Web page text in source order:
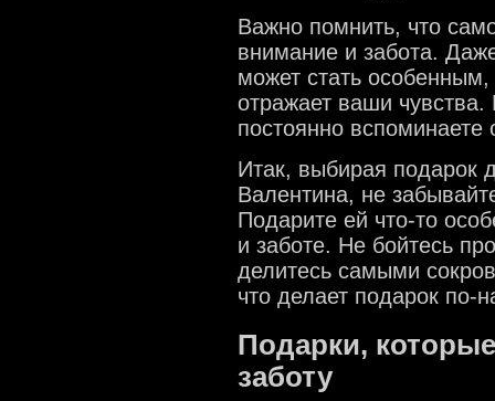
Важно помнить, что
внимание и забота.
может стать
отражает ваши
постоянно вспоминаете
Итак, выбирая подарок
Валентина, не
Подарите ей что-то
и заботе. Не бойтесь
делитесь самыми
что делает подарок
Подарки,
заботу